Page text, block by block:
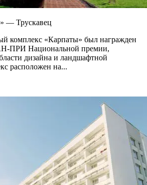
— Трускавец
комплекс «Карпаты» был награжден
ПРИ Национальной премии,
дизайна и ландшафтной
расположен на...